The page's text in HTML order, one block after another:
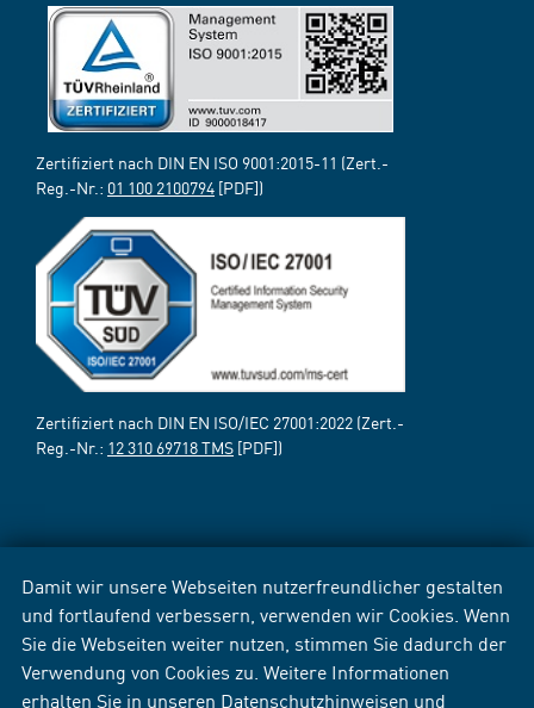
Damit wir unsere Webseiten nutzerfreundlicher gestalten
und fortlaufend verbessern, verwenden wir Cookies. Wenn
Sie die Webseiten weiter nutzen, stimmen Sie dadurch der
Verwendung von Cookies zu. Weitere Informationen
erhalten Sie in unseren Datenschutzhinweisen und
Zertifiziert nach DIN EN ISO 9001:2015-11 (Zert.-
Reg.-Nr.: 01 100 2100794 [PDF])
Zertifiziert nach DIN EN ISO/IEC 27001:2022 (Zert.-
Reg.-Nr.: 12 310 69718 TMS [PDF])